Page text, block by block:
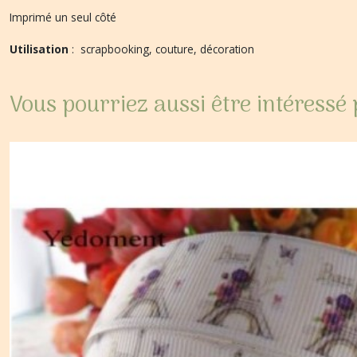
Imprimé un seul côté
Utilisation : scrapbooking, couture, décoration
Vous pourriez aussi être intéressé